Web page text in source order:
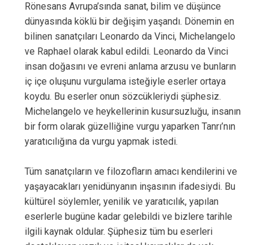
Rönesans Avrupa’sında sanat, bilim ve düşünce
dünyasında köklü bir değişim yaşandı. Dönemin en
bilinen sanatçıları Leonardo da Vinci, Michelangelo
ve Raphael olarak kabul edildi. Leonardo da Vinci
insan doğasını ve evreni anlama arzusu ve bunların
iç içe oluşunu vurgulama isteğiyle eserler ortaya
koydu. Bu eserler onun sözcükleriydi şüphesiz.
Michelangelo ve heykellerinin kusursuzluğu, insanın
bir form olarak güzelliğine vurgu yaparken Tanrı’nın
yaratıcılığına da vurgu yapmak istedi.
Tüm sanatçıların ve filozofların amacı kendilerini ve
yaşayacakları yenidünyanın inşasının ifadesiydi. Bu
kültürel söylemler, yenilik ve yaratıcılık, yapılan
eserlerle bugüne kadar gelebildi ve bizlere tarihle
ilgili kaynak oldular. Şüphesiz tüm bu eserleri